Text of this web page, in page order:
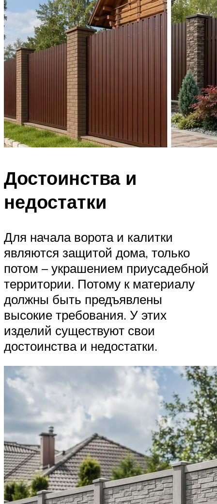
Достоинства и
недостатки
Для начала ворота и калитки
являются защитой дома, только
потом – украшением приусадебной
территории. Потому к материалу
должны быть предъявлены
высокие требования. У этих
изделий существуют свои
достоинства и недостатки.